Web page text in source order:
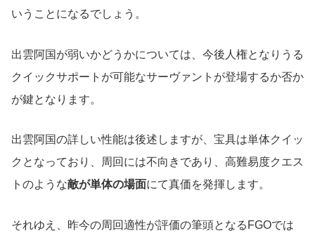
いうことになるでしょう。
出雲阿国が弱いかどうかについては、今後人権となりうる
クイックサポートが可能なサーヴァントが登場するか否か
が鍵となります。
出雲阿国の詳しい性能は後述しますが、宝具は単体クイッ
クとなっており、周回には不向きであり、高難易度クエス
トのような敵が単体の場面にて真価を発揮します。
それゆえ、昨今の周回適性が評価の筆頭となるFGOでは